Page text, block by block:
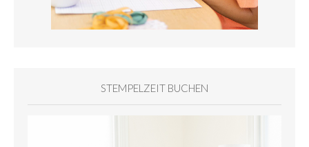
STEMPELZEIT BUCHEN